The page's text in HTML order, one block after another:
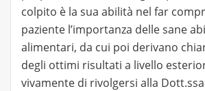
colpito è la sua abilità nel far
paziente l’importanza delle sane
alimentari, da cui poi derivano
degli ottimi risultati a livello
vivamente di rivolgersi alla